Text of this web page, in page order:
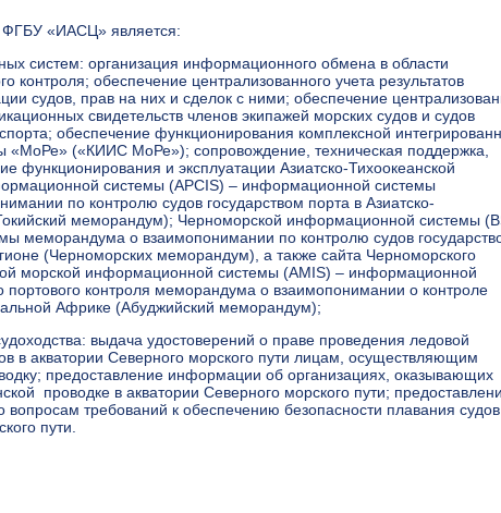
ФГБУ «ИАСЦ» является:
систем: организация информационного обмена в области
контроля; обеспечение централизованного учета результатов
судов, прав на них и сделок с ними; обеспечение
свидетельств членов экипажей морских судов и судов
обеспечение функционирования комплексной
(«КИИС МоРе»); сопровождение, техническая поддержка,
функционирования и эксплуатации Азиатско-Тихоокеанской
системы (APCIS) – информационной системы
по контролю судов государством порта в Азиатско-
меморандум); Черноморской информационной системы
меморандума о взаимопонимании по контролю судов
(Черноморских меморандум), а также сайта Черноморского
морской информационной системы (AMIS) – информационной
портового контроля меморандума о взаимопонимании о контроле
Африке (Абуджийский меморандум);
выдача удостоверений о праве проведения ледовой
в акватории Северного морского пути лицам, осуществляющим
предоставление информации об организациях, оказывающих
проводке в акватории Северного морского пути;
требований к обеспечению безопасности плавания
пути.